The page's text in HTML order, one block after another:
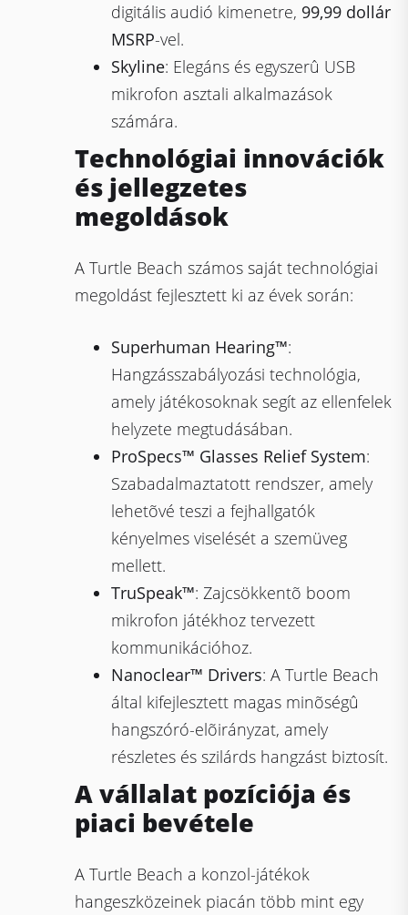
digitális audió kimenetre, 99,99 dollár
MSRP-vel.
Skyline: Elegáns és egyszerû USB
mikrofon asztali alkalmazások
számára.
Technológiai innovációk
és jellegzetes
megoldások
A Turtle Beach számos saját technológiai
megoldást fejlesztett ki az évek során:
Superhuman Hearing™:
Hangzásszabályozási technológia,
amely játékosoknak segít az ellenfelek
helyzete megtudásában.
ProSpecs™ Glasses Relief System:
Szabadalmaztatott rendszer, amely
lehetõvé teszi a fejhallgatók
kényelmes viselését a szemüveg
mellett.
TruSpeak™: Zajcsökkentõ boom
mikrofon játékhoz tervezett
kommunikációhoz.
Nanoclear™ Drivers: A Turtle Beach
által kifejlesztett magas minõségû
hangszóró-elõirányzat, amely
részletes és szilárds hangzást biztosít.
A vállalat pozíciója és
piaci bevétele
A Turtle Beach a konzol-játékok
hangeszközeinek piacán több mint egy